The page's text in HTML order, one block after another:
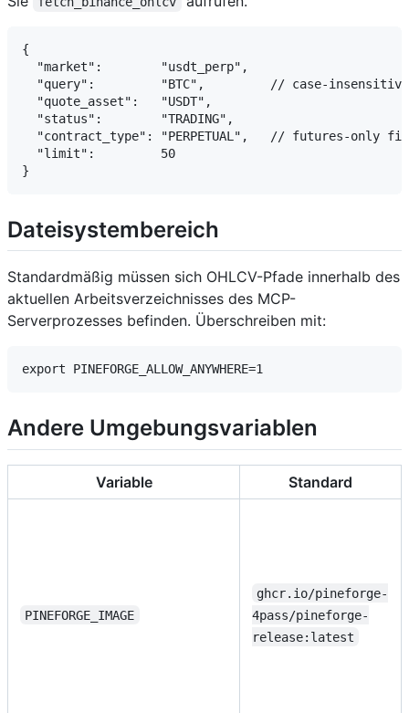
{
  "market":        "usdt_perp",
"query":         "BTC",         // case-
  "quote_asset":   "USDT",
  "status":        "TRADING",
"contract_type": "PERPETUAL",   // futures-only
  "limit":         50
Dateisystembereich
Standardmäßig müssen sich OHLCV-Pfade innerhalb des
aktuellen Arbeitsverzeichnisses des MCP-
Serverprozesses befinden. Überschreiben mit:
Andere Umgebungsvariablen
Variable Standard
PINEFORGE_IMAGE
ghcr.io/pineforge-
4pass/pineforge-
release:latest